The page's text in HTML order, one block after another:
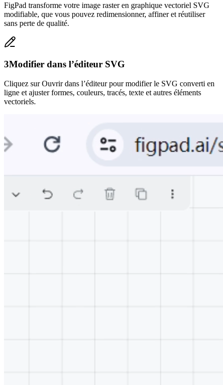
FigPad transforme votre image raster en graphique vectoriel SVG
modifiable, que vous pouvez redimensionner, affiner et réutiliser
sans perte de qualité.
3Modifier dans l’éditeur SVG
Cliquez sur Ouvrir dans l’éditeur pour modifier le SVG converti en
ligne et ajuster formes, couleurs, tracés, texte et autres éléments
vectoriels.